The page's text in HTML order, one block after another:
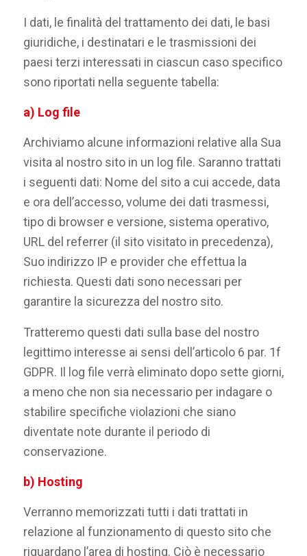
I dati, le finalità del trattamento dei dati, le basi
giuridiche, i destinatari e le trasmissioni dei
paesi terzi interessati in ciascun caso specifico
sono riportati nella seguente tabella:
a) Log file
Archiviamo alcune informazioni relative alla Sua
visita al nostro sito in un log file. Saranno trattati
i seguenti dati: Nome del sito a cui accede, data
e ora dell’accesso, volume dei dati trasmessi,
tipo di browser e versione, sistema operativo,
URL del referrer (il sito visitato in precedenza),
Suo indirizzo IP e provider che effettua la
richiesta. Questi dati sono necessari per
garantire la sicurezza del nostro sito.
Tratteremo questi dati sulla base del nostro
legittimo interesse ai sensi dell’articolo 6 par. 1f
GDPR. Il log file verrà eliminato dopo sette giorni,
a meno che non sia necessario per indagare o
stabilire specifiche violazioni che siano
diventate note durante il periodo di
conservazione.
b) Hosting
Verranno memorizzati tutti i dati trattati in
relazione al funzionamento di questo sito che
riguardano l’area di hosting. Ciò è necessario